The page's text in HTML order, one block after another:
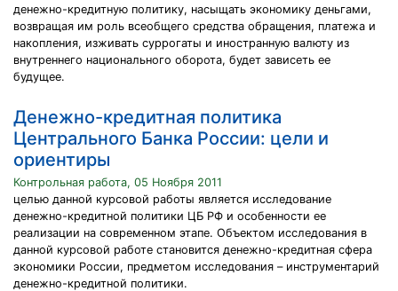
денежно-кредитную политику, насыщать экономику деньгами,
возвращая им роль всеобщего средства обращения, платежа и
накопления, изживать суррогаты и иностранную валюту из
внутреннего национального оборота, будет зависеть ее
будущее.
Денежно-кредитная политика
Центрального Банка России: цели и
ориентиры
Контрольная работа, 05 Ноября 2011
целью данной курсовой работы является исследование
денежно-кредитной политики ЦБ РФ и особенности ее
реализации на современном этапе. Объектом исследования в
данной курсовой работе становится денежно-кредитная сфера
экономики России, предметом исследования – инструментарий
денежно-кредитной политики.